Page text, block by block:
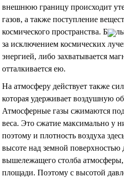
внешнюю границу происходит
газов, а также поступление
космического пространства. Б
за исключением космических
энергией, либо захватывается
отталкивается ею.
На атмосферу действует также
которая удерживает воздушную
Атмосферные газы сжимаются
веса. Это сжатие максимально у
поэтому и плотность воздуха
высоте над земной поверхностью
вышележащего столба
площади. Поэтому с высотой